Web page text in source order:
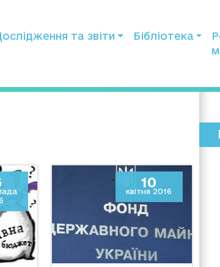
та звіти Бібліотека
10
квітня 2016